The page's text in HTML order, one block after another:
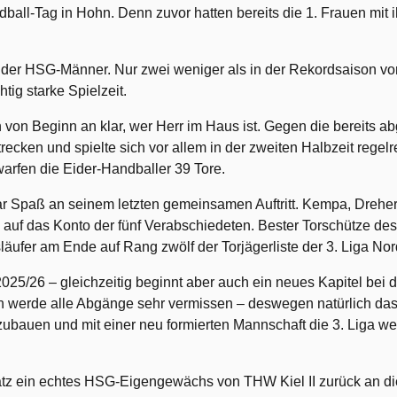
Tag in Hohn. Denn zuvor hatten bereits die 1. Frauen
HSG-Männer. Nur zwei weniger als in der Rekordsaison
starke Spielzeit.
Beginn an klar, wer Herr im Haus ist. Gegen die bereits
und spielte sich vor allem in der zweiten Halbzeit
die Eider-Handballer 39 Tore.
Spaß an seinem letzten gemeinsamen Auftritt. Kempa,
das Konto der fünf Verabschiedeten. Bester Torschütze
am Ende auf Rang zwölf der Torjägerliste der 3. Liga
26 – gleichzeitig beginnt aber auch ein neues Kapitel bei
werde alle Abgänge sehr vermissen – deswegen natürlich
und mit einer neu formierten Mannschaft die 3. Liga
ein echtes HSG-Eigengewächs von THW Kiel II zurück an